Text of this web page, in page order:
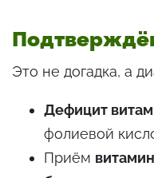
Это не догадка, а
Дефицит
фолиевой
Приём